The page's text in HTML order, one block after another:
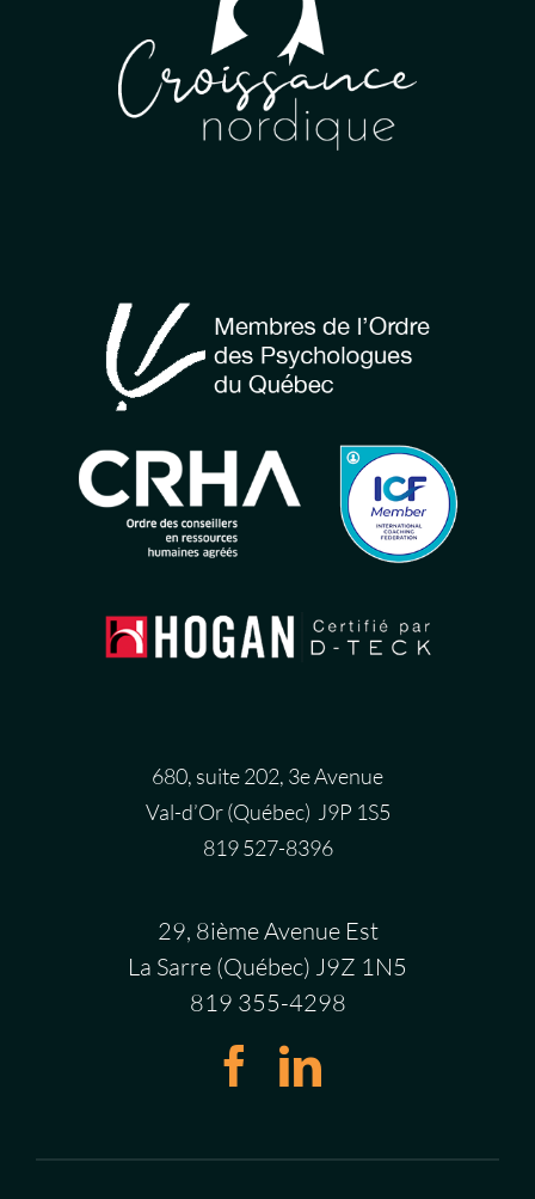
680, suite 202, 3e Avenue
Val-d’Or (Québec) J9P 1S5
819 527-8396
29, 8ième Avenue Est
La Sarre (Québec) J9Z 1N5
819 355-4298